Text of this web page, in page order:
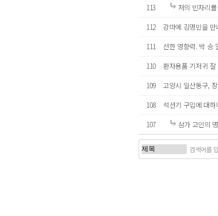
113
저의 빈자리
112
강마에 김명민을 만
111
선한 영향력. 박 승
110
환자용품 기저귀
109
고양시 일산동구,
108
석션기 구입에 대하
107
삼가 고인의